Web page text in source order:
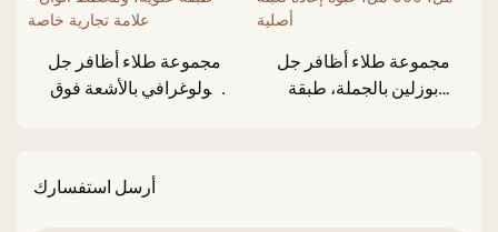
مجموعة طلاء أظافر جل
هولوغرافي بالأشعة فوق
تجارية خاصة
مجموعة طلاء أظافر جل
بوزلين بالجملة، طبقة
أرسل استفسارك